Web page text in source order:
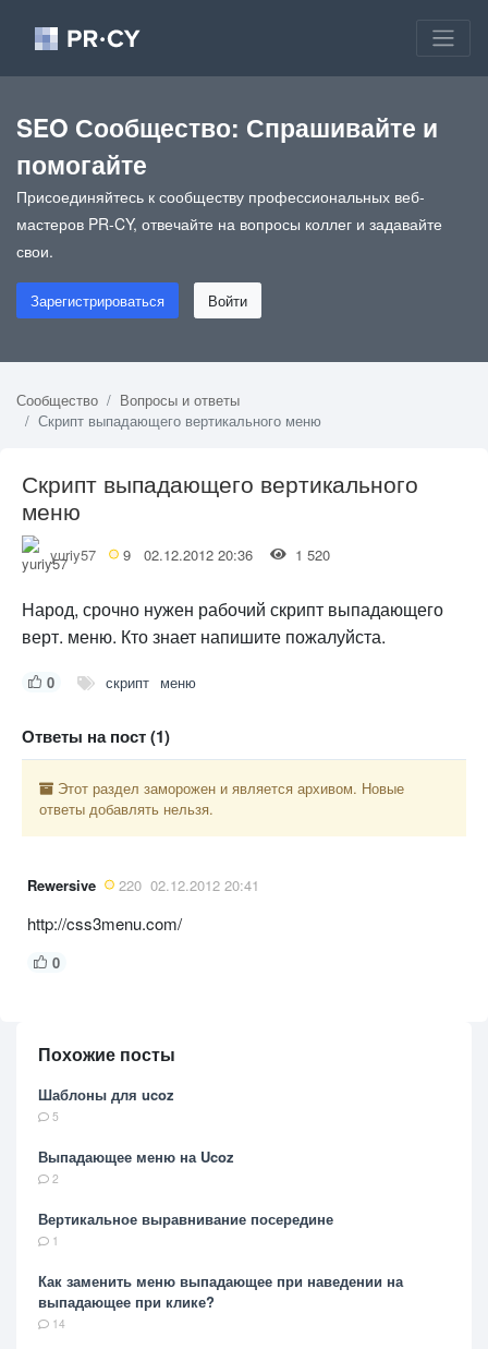
SEO Сообщество: Спрашивайте и
помогайте
Присоединяйтесь к сообществу профессиональных веб-
мастеров PR-CY, отвечайте на вопросы коллег и задавайте
свои.
Зарегистрироваться Войти
Сообщество
Вопросы и ответы
Скрипт выпадающего вертикального меню
Скрипт выпадающего вертикального
меню
yuriy57 9 02.12.2012 20:36 1 520
Народ, срочно нужен рабочий скрипт выпадающего
верт. меню. Кто знает напишите пожалуйста.
0 скрипт меню
Ответы на пост (1)
Этот раздел заморожен и является архивом. Новые
ответы добавлять нельзя.
Rewersive 220 02.12.2012 20:41
http://css3menu.com/
0
Похожие посты
Шаблоны для ucoz
5
Выпадающее меню на Ucoz
2
Вертикальное выравнивание посередине
1
Как заменить меню выпадающее при наведении на
выпадающее при клике?
14